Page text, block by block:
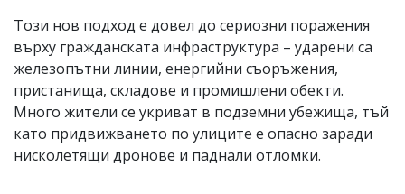
Този нов подход е довел до сериозни поражения
върху гражданската инфраструктура – ударени са
железопътни линии, енергийни съоръжения,
пристанища, складове и промишлени обекти.
Много жители се укриват в подземни убежища, тъй
като придвижването по улиците е опасно заради
нисколетящи дронове и паднали отломки.